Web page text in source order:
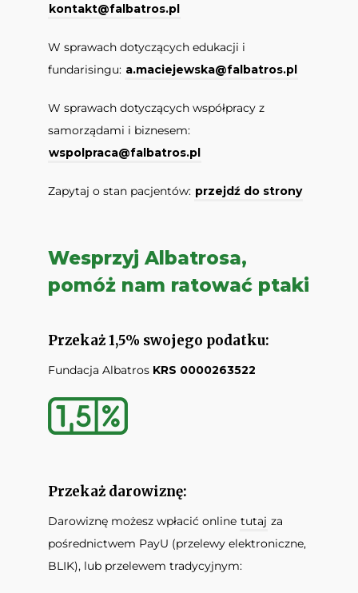
kontakt@falbatros.pl
W sprawach dotyczących edukacji i
fundarisingu: a.maciejewska@falbatros.pl
W sprawach dotyczących współpracy z
samorządami i biznesem:
wspolpraca@falbatros.pl
Zapytaj o stan pacjentów: przejdź do strony
Wesprzyj Albatrosa,
pomóż nam ratować ptaki
Przekaż 1,5% swojego podatku:
Fundacja Albatros KRS 0000263522
Przekaż darowiznę:
Darowiznę możesz wpłacić online tutaj za
pośrednictwem PayU (przelewy elektroniczne,
BLIK), lub przelewem tradycyjnym: